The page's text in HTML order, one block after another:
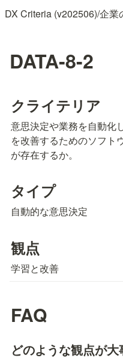
DATA-8-2
クライテリア
意思決定や業務を自動化
を改善するためのソフト
が存在するか。
タイプ
自動的な意思決定
観点
学習と改善
FAQ
どのような観点が大